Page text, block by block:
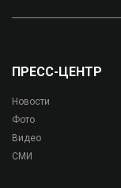
ПРЕСС-ЦЕНТР
Новости
Фото
Видео
СМИ